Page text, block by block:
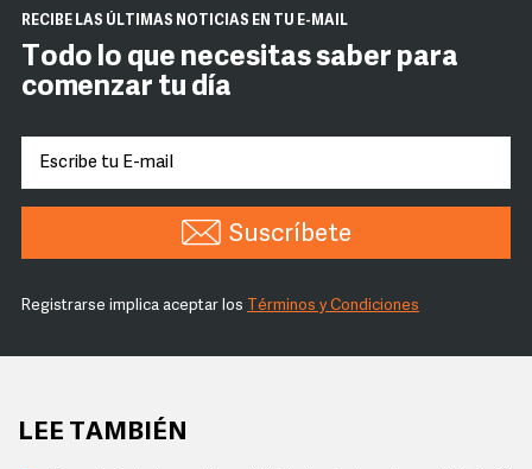
RECIBE LAS ÚLTIMAS NOTICIAS EN TU E-MAIL
Todo lo que necesitas saber para
comenzar tu día
Suscríbete
Registrarse implica aceptar los Términos y Condiciones
LEE TAMBIÉN